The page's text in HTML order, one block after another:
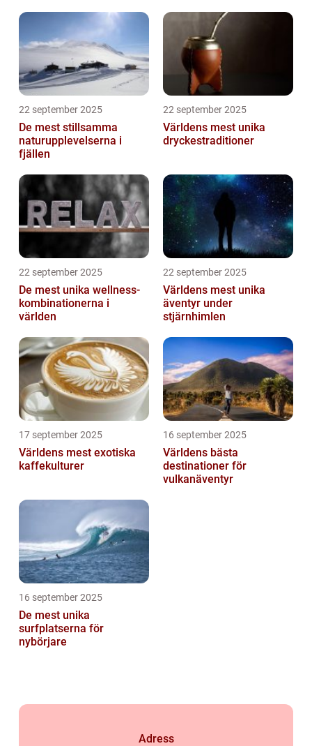
22 september 2025
De mest stillsamma
naturupplevelserna i
fjällen
22 september 2025
Världens mest unika
dryckestraditioner
22 september 2025
De mest unika wellness-
kombinationerna i
världen
22 september 2025
Världens mest unika
äventyr under
stjärnhimlen
17 september 2025
Världens mest exotiska
kaffekulturer
16 september 2025
Världens bästa
destinationer för
vulkanäventyr
16 september 2025
De mest unika
surfplatserna för
nybörjare
Adress